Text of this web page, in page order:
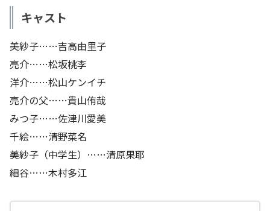
キャスト
美紗子……吉高由里子
亮介……松坂桃李
洋介……松山ケンイチ
亮介の父……貴山侑哉
みつ子……佐津川愛美
千絵……清野菜名
美紗子（中学生）……清原果耶
細谷……木村多江